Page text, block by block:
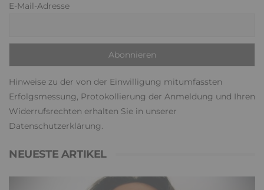
E-Mail-Adresse
Hinweise zu der von der Einwilligung mitumfassten
Erfolgsmessung, Protokollierung der Anmeldung und Ihren
Widerrufsrechten erhalten Sie in unserer
Datenschutzerklärung.
NEUESTE ARTIKEL